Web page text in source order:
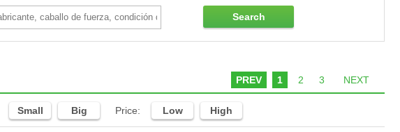
Search
PREV 1 2 3 NEXT
Small Big Price: Low High